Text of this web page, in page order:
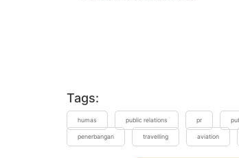
Tags:
humas public relations pr
penerbangan travelling aviation